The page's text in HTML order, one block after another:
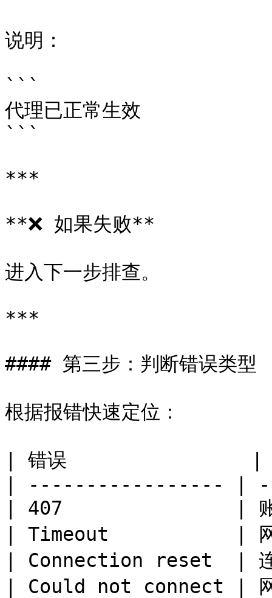
说明：
```
代理已正常生效
```
***
**❌ 如果失败**
进入下一步排查。
***
#### 第三步：判断错误类型
根据报错快速定位：
| 错误                |
| ----------------- |
| 407               | 账
| Timeout           | 网
| Connection reset  |
| Could not connect |